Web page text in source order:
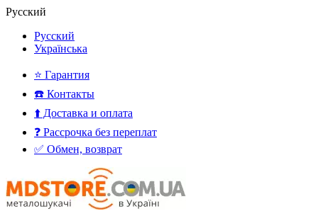
Русский
Русский
Українська
⭐ Гарантия
☎️ Контакты
⬆️ Доставка и оплата
❓ Рассрочка без переплат
✅ Обмен, возврат